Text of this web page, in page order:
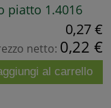
piatto 1.4016
0,27 €
netto: 0,22 €
al carrello